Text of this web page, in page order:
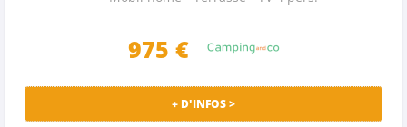
975 €
+ D'INFOS >